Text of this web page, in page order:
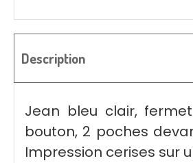
Description
Jean bleu clair,
bouton, 2 poches
Impression cerises sur